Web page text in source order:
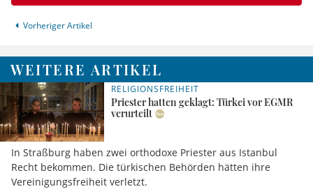
Vorheriger Artikel
WEITERE ARTIKEL
RELIGIONSFREIHEIT
Priester hatten geklagt: Türkei vor EGMR
verurteilt
In Straßburg haben zwei orthodoxe Priester aus Istanbul
Recht bekommen. Die türkischen Behörden hätten ihre
Vereinigungsfreiheit verletzt.